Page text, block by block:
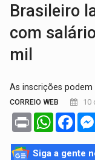
Brasileiro
com
mil
As inscrições
CORREIO WEB 10
Print WhatsApp
Siga a gente